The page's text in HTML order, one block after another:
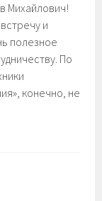
Михайлович!
и
полезное
По
конечно, не